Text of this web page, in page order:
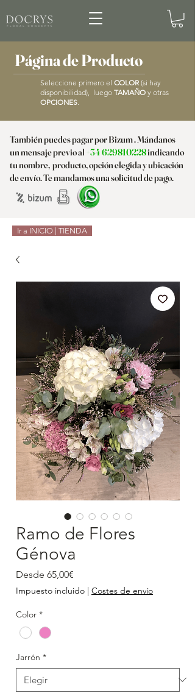
Página de Producto
Seleccione primero el COLOR (si hay
disponibilidad), luego TAMAÑO y otras
OPCIONES
También puedes pagar por Bizum . Mándanos
un mensaje previo al +34 629810228indicando
tu nombre, producto, opción elegida y ubicación
de envío. Te mandamos una solicitud de pago.
Ir a INICIO | TIENDA
Ramo de Flores
Génova
Desde 65,00€
de
oferta
Impuesto incluido | Costes de envío
Color *
Jarrón *